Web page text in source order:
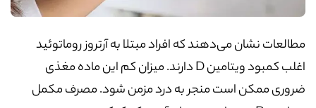
مطالعات نشان می‌دهند که افراد مبتلا به آرتروز روماتوئید
اغلب کمبود ویتامین D دارند. میزان کم این ماده مغذی
ضروری ممکن است منجر به درد مزمن شود. مصرف مکمل